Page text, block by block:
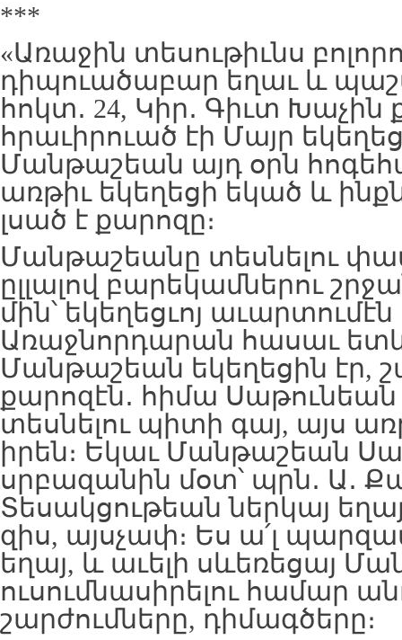
***
«Առաջին տեսութիւնս
դիպուածաբար եղաւ և
հոկտ․ 24, Կիր․ Գիւտ Խաչին
հրաւիրուած էի Մայր
Մանթաշեան այդ օրն
առթիւ եկեղեցի եկած և
լսած է քարոզը։
Մանթաշեանը տեսնելու
ըլլալով բարեկամներու
մին՝ եկեղեցւոյ
Առաջնորդարան հասաւ
Մանթաշեան եկեղեցին էր,
քարոզէն․ հիմա
տեսնելու պիտի գայ, այս
իրեն։ Եկաւ Մանթաշեան
սրբազանին մօտ՝ պրն․ Ա․
Տեսակցութեան ներկայ
զիս, այսչափ։ Ես ա՛լ
եղայ, և աւելի սևեռեցայ
ուսումնասիրելու համար
շարժումները, դիմագծերը։